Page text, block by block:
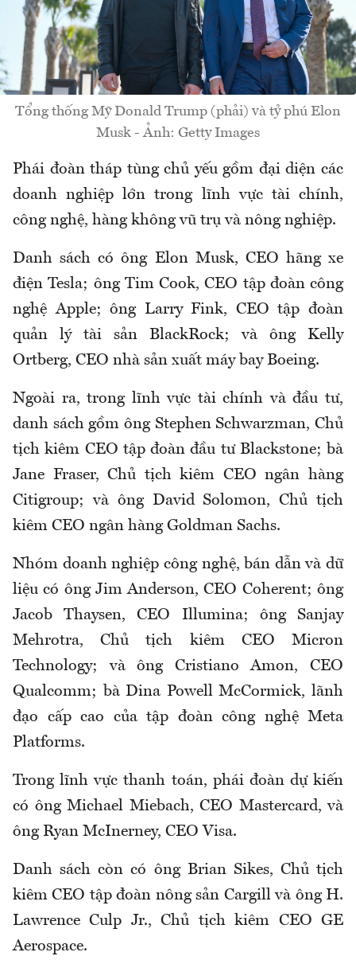
Tổng thống Mỹ Donald Trump (phải) và tỷ phú Elon
Musk - Ảnh: Getty Images
Phái đoàn tháp tùng chủ yếu gồm đại diện các
doanh nghiệp lớn trong lĩnh vực tài chính,
công nghệ, hàng không vũ trụ và nông nghiệp.
Danh sách có ông Elon Musk, CEO hãng xe
điện Tesla; ông Tim Cook, CEO tập đoàn công
nghệ Apple; ông Larry Fink, CEO tập đoàn
quản lý tài sản BlackRock; và ông Kelly
Ortberg, CEO nhà sản xuất máy bay Boeing.
Ngoài ra, trong lĩnh vực tài chính và đầu tư,
danh sách gồm ông Stephen Schwarzman, Chủ
tịch kiêm CEO tập đoàn đầu tư Blackstone; bà
Jane Fraser, Chủ tịch kiêm CEO ngân hàng
Citigroup; và ông David Solomon, Chủ tịch
kiêm CEO ngân hàng Goldman Sachs.
Nhóm doanh nghiệp công nghệ, bán dẫn và dữ
liệu có ông Jim Anderson, CEO Coherent; ông
Jacob Thaysen, CEO Illumina; ông Sanjay
Mehrotra, Chủ tịch kiêm CEO Micron
Technology; và ông Cristiano Amon, CEO
Qualcomm; bà Dina Powell McCormick, lãnh
đạo cấp cao của tập đoàn công nghệ Meta
Platforms.
Trong lĩnh vực thanh toán, phái đoàn dự kiến
có ông Michael Miebach, CEO Mastercard, và
ông Ryan McInerney, CEO Visa.
Danh sách còn có ông Brian Sikes, Chủ tịch
kiêm CEO tập đoàn nông sản Cargill và ông H.
Lawrence Culp Jr., Chủ tịch kiêm CEO GE
Aerospace.